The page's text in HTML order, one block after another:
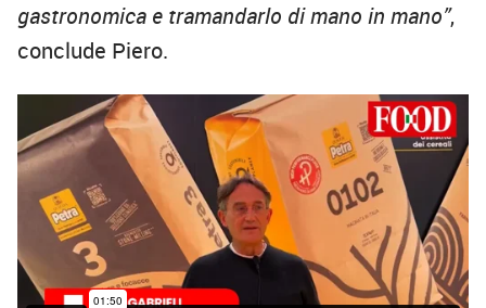
gastronomica e tramandarlo di mano in mano”,
conclude Piero.